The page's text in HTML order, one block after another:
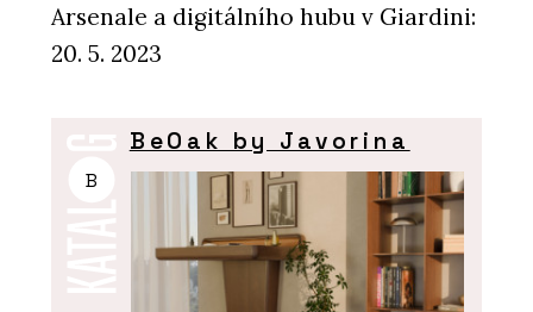
Arsenale a digitálního hubu v Giardini:
20. 5. 2023
B
BeOak by Javorina